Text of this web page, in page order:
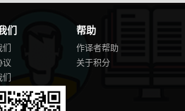
们
议
帮助
作译者帮助
关于积分